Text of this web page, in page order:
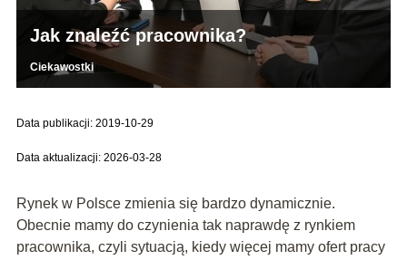
Jak znaleźć pracownika?
Ciekawostki
Data publikacji: 2019-10-29
Data aktualizacji: 2026-03-28
Rynek w Polsce zmienia się bardzo dynamicznie.
Obecnie mamy do czynienia tak naprawdę z rynkiem
pracownika, czyli sytuacją, kiedy więcej mamy ofert pracy